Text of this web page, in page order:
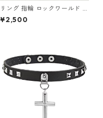
リング 指輪 ロックワールド パ
ンク ロック レタリング 鏡面
ユニセックス
¥2,500